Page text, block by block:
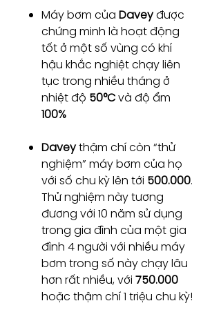
Máy bơm của Daveyđược
chứng minh là hoạt động
tốt ở một số vùng có khí
hậu khắc nghiệt chạy liên
tục trong nhiều tháng ở
nhiệt độ 50°Cvà độ ẩm
100%
Daveythậm chí còn “thử
nghiệm” máy bơm của họ
với số chu kỳ lên tới 500.000.
Thử nghiệm này tương
đương với 10 năm sử dụng
trong gia đình của một gia
đình 4 người với nhiều máy
bơm trong số này chạy lâu
hơn rất nhiều, với 750.000
hoặc thậm chí 1 triệu chu kỳ!